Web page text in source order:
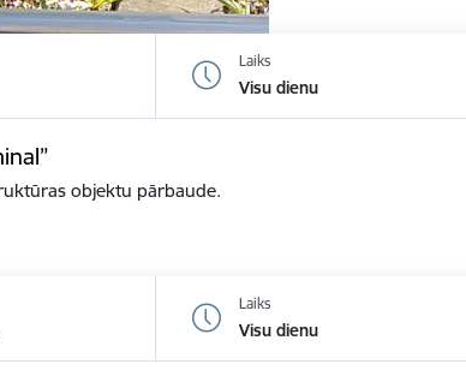
Laiks
Visu dienu
objektu pārbaude.
Laiks
Visu dienu